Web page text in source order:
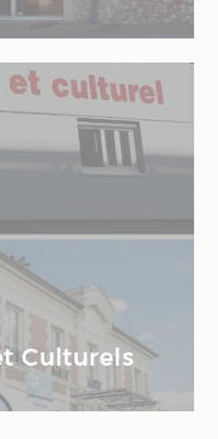
Culturels